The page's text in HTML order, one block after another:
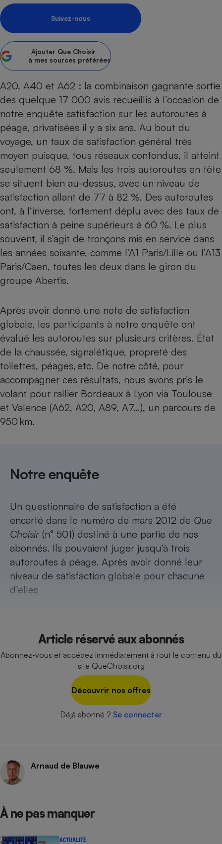
Suivez-nous
Ajouter Que Choisir
à mes sources préférées
A20, A40 et A62 : la combinaison gagnante sortie
des quelque 17 000 avis recueillis à l’occasion de
notre enquête satisfaction sur les autoroutes à
péage, privatisées il y a six ans. Au bout du
voyage, un taux de satisfaction général très
moyen puisque, tous réseaux confondus, il atteint
seulement 68 %. Mais les trois autoroutes en tête
se situent bien au-dessus, avec un niveau de
satisfaction allant de 77 à 82 %. Des autoroutes
ont, à l’inverse, fortement déplu avec des taux de
satisfaction à peine supérieurs à 60 %. Le plus
souvent, il s’agit de tronçons mis en service dans
les années soixante, comme l’A1 Paris/Lille ou l’A13
Paris/Caen, toutes les deux dans le giron du
groupe Abertis.
Après avoir donné une note de satisfaction
globale, les participants à notre enquête ont
évalué les autoroutes sur plusieurs critères. État
de la chaussée, signalétique, propreté des
toilettes, péages, etc. De notre côté, pour
accompagner ces résultats, nous avons pris le
volant pour rallier Bordeaux à Lyon via Toulouse
et Valence (A62, A20, A89, A7…), un parcours de
950 km.
Notre enquête
Un questionnaire de satisfaction a été
encarté dans le numéro de mars 2012 de Que
Choisir (n° 501) destiné à une partie de nos
abonnés. Ils pouvaient juger jusqu’à trois
autoroutes à péage. Après avoir donné leur
niveau de satisfaction globale pour chacune
d’elles
Article réservé aux abonnés
Abonnez-vous et accédez immédiatement à tout le contenu du
site QueChoisir.org
Découvrir nos offres
Déjà abonné ? Se connecter
Arnaud de Blauwe
À ne pas manquer
ACTUALITÉ
Sécurité - Hygiène
Supermarché - Drive
Complément
alimentaire
bouteille
Assurance
Banque - Crédit
Mutuelle
Assurance emprunteur
Banque
Circulation routière
Contrôle technique -
Comparateur auto
Comparatif hotte
Comparatif climatiseur
Comparatif aspirateur
Comparatif aspirateur
Comparatif cafetière
Comparatif robot cuiseur
Comparatif centrale
Gros électroménager
Petit électroménager -
Lave-linge
Climatiseur -
Cafetière à expressos
Électricité - Gaz
Comparatif imprimante
Comparatif ordinateur
Comparatif ultrabook
Comparatif tablette
Image et son
Informatique
Internet
Téléphonie
Téléviseur
Antivirus
Crédit immobilier
Comparatif radiateur
Aménagement
Bricolage - Jardinage
Chauffage
Produit d'entretien
Sécurité domestique
Climatiseur -
Ventilateur
Hygiène - Beauté
Maladie - Médecine -
Système de santé -
Mutuelle
Antimoustique
Retraite
Choisir son fioul
Choisir son pellet
Energie Moins Chère Ensemble
Tous les comparateurs
Toutes les cartes interactives
Speedtest - Testez le débit de votre
connexion Internet